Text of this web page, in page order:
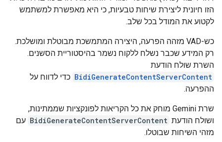
הזו חיונית ליצירת שיחות טבעיות, כי היא מאפשרת למשתמש
לקטוע את המודל בכל שלב.
כש-VAD מזהה הפרעה, היצירה המתמשכת מבוטלת ומושלכת.
רק המידע שכבר נשלח ללקוח נשמר בהיסטוריית הסשנים.
השרת שולח הודעת
BidiGenerateContentServerContent כדי לדווח על
ההפרעה.
שרת Gemini מוחק את כל הקריאות לפונקציות שממתינות,
ושולח הודעת BidiGenerateContentServerContent עם
מזהי השיחות שבוטלו.